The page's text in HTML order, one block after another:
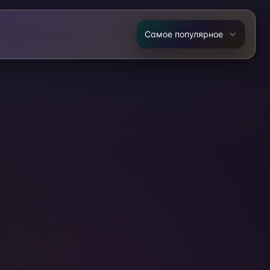
Самое популярное